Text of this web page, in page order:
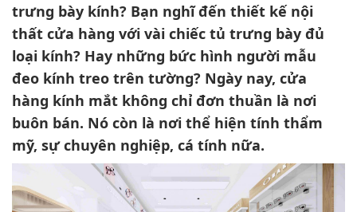
trưng bày kính? Bạn nghĩ đến thiết kế nội
thất cửa hàng với vài chiếc tủ trưng bày đủ
loại kính? Hay những bức hình người mẫu
đeo kính treo trên tường? Ngày nay, cửa
hàng kính mắt không chỉ đơn thuần là nơi
buôn bán. Nó còn là nơi thể hiện tính thẩm
mỹ, sự chuyên nghiệp, cá tính nữa.